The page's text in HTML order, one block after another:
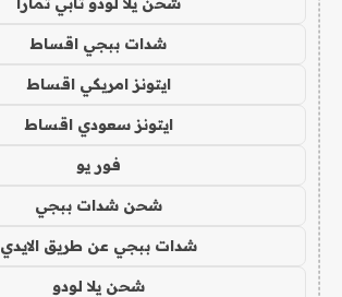
شدات ببجي اقساط
ايتونز امريكي اقساط
ايتونز سعودي اقساط
فور يو
شحن شدات ببجي
شدات ببجي عن طريق الايدي
شحن يلا لودو